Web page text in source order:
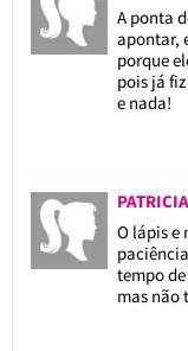
A ponta
apontar,
porque
pois já
e nada!
PATRICIA
O lápis e
tempo
mas não